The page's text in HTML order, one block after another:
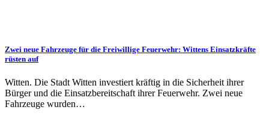
Zwei neue Fahrzeuge für die Freiwillige Feuerwehr: Wittens Einsatzkräfte
rüsten auf
Witten. Die Stadt Witten investiert kräftig in die Sicherheit ihrer
Bürger und die Einsatzbereitschaft ihrer Feuerwehr. Zwei neue
Fahrzeuge wurden…